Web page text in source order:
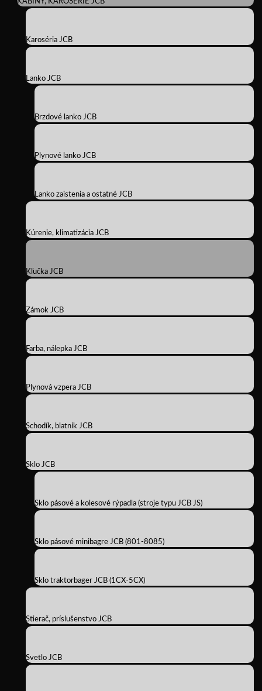
Karoséria JCB
Lanko JCB
Brzdové lanko JCB
Plynové lanko JCB
Lanko zaistenia a ostatné JCB
Kúrenie, klimatizácia JCB
Kľučka JCB
Zámok JCB
Farba, nálepka JCB
Plynová vzpera JCB
Schodík, blatník JCB
Sklo JCB
Sklo pásové a kolesové rýpadla (stroje typu JCB JS)
Sklo pásové minibagre JCB (801-8085)
Sklo traktorbager JCB (1CX-5CX)
Stierač, príslušenstvo JCB
Svetlo JCB